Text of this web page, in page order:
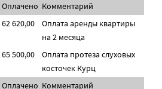
Оплачено Комментарий
62 620,00
Оплата аренды квартиры
на 2 месяца
65 500,00
Оплата протеза слуховых
косточек Курц
Оплачено Комментарий